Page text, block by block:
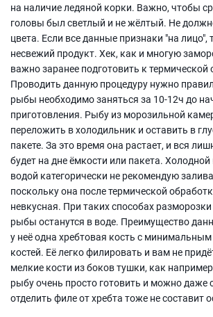
на наличие ледяной корки. Важно, чтобы
головы был светлый и не жёлтый. Не
цвета. Если все данные признаки "на лицо",
несвежий продукт. Хек, как и многую
важно заранее подготовить к термической
Проводить данную процедуру нужно
рыбы необходимо заняться за 10-12ч до
приготовления. Рыбу из морозильной
переложить в холодильник и оставить в
пакете. За это время она растает, и вся
будет на дне ёмкости или пакета.
водой категорически не рекомендую
поскольку она после термической
невкусная. При таких способах
рыбы останутся в воде. Преимущество
у неё одна хребтовая кость с
костей. Её легко филировать и вам не
мелкие кости из боков тушки, как
рыбу очень просто готовить и можно даже
отделить филе от хребта тоже не составит